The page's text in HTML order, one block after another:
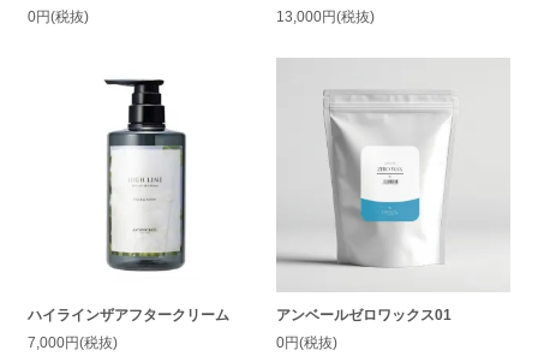
0円(税抜)
13,000円(税抜)
ハイラインザアフタークリーム
7,000円(税抜)
アンベールゼロワックス01
0円(税抜)